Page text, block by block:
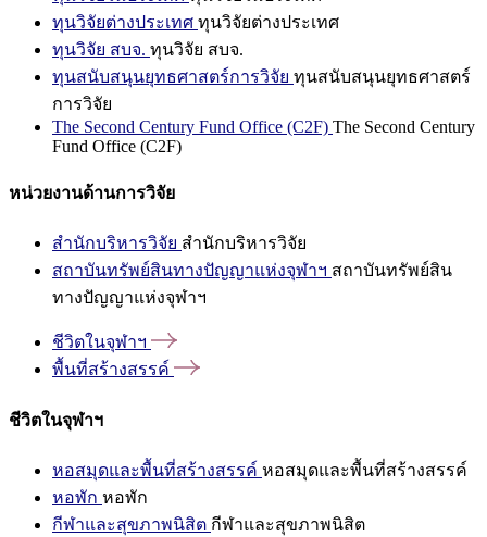
ทุนวิจัยต่างประเทศ ทุนวิจัยต่างประเทศ
ทุนวิจัย สบจ. ทุนวิจัย สบจ.
ทุนสนับสนุนยุทธศาสตร์การวิจัย ทุนสนับสนุนยุทธศาสตร์
การวิจัย
The Second Century Fund Office (C2F) The Second Century
Fund Office (C2F)
หน่วยงานด้านการวิจัย
สำนักบริหารวิจัย สำนักบริหารวิจัย
สถาบันทรัพย์สินทางปัญญาแห่งจุฬาฯ สถาบันทรัพย์สิน
ทางปัญญาแห่งจุฬาฯ
ชีวิตในจุฬาฯ
พื้นที่สร้างสรรค์
ชีวิตในจุฬาฯ
หอสมุดและพื้นที่สร้างสรรค์ หอสมุดและพื้นที่สร้างสรรค์
หอพัก หอพัก
กีฬาและสุขภาพนิสิต กีฬาและสุขภาพนิสิต